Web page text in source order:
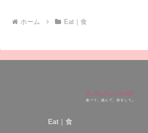
ホーム Eat｜食
Eat｜食